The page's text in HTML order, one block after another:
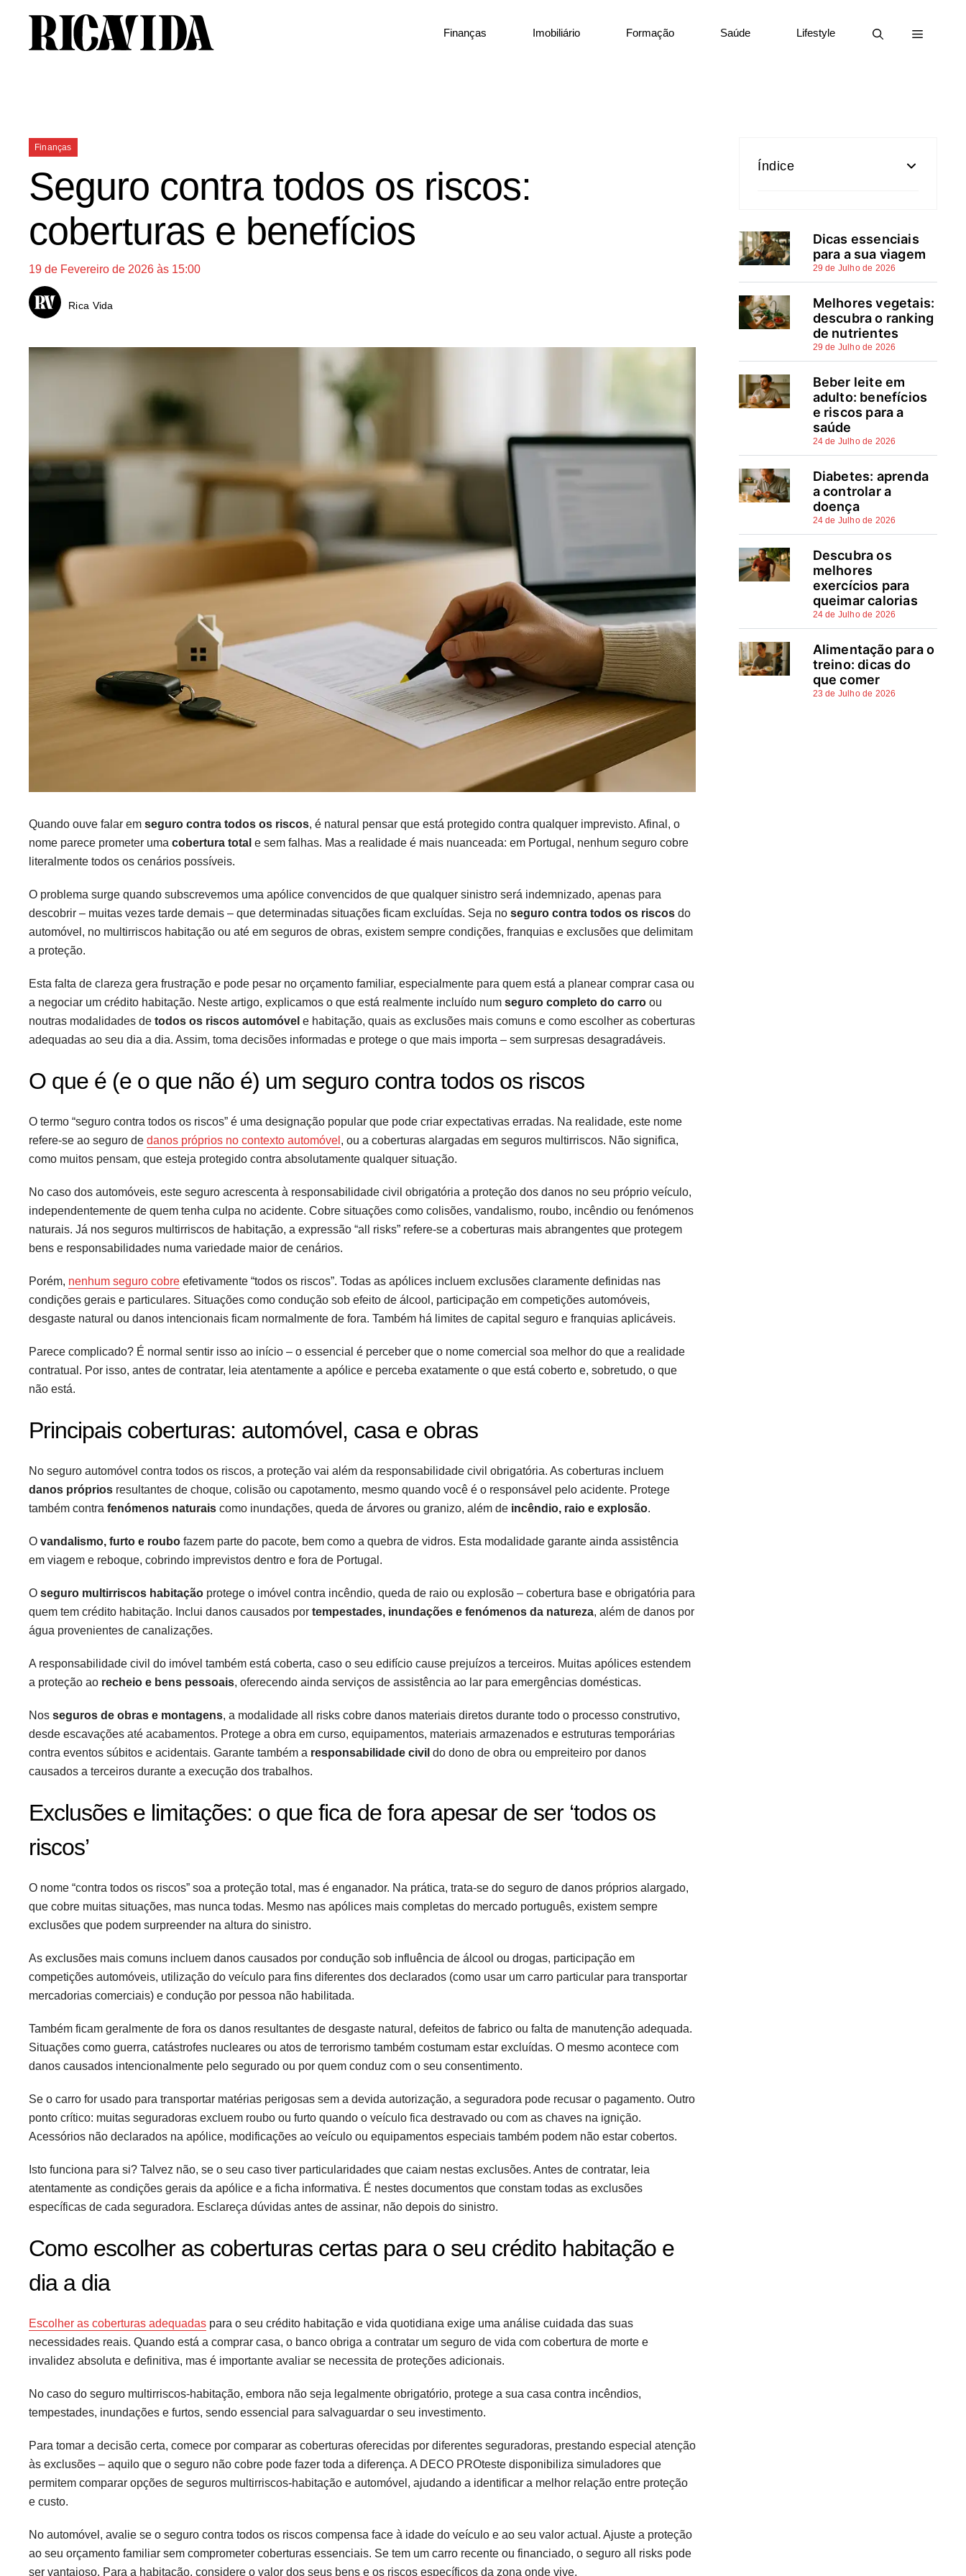
Finanças Imobiliário Formação Saúde Lifestyle
Categorias
Finanças
Seguro contra todos os riscos:
coberturas e benefícios
19 de Fevereiro de 2026 às 15:00
Rica Vida
Quando ouve falar em seguro contra todos os riscos, é natural pensar que está protegido contra qualquer imprevisto. Afinal, o
nome parece prometer uma cobertura total e sem falhas. Mas a realidade é mais nuanceada: em Portugal, nenhum seguro cobre
literalmente todos os cenários possíveis.
O problema surge quando subscrevemos uma apólice convencidos de que qualquer sinistro será indemnizado, apenas para
descobrir – muitas vezes tarde demais – que determinadas situações ficam excluídas. Seja no seguro contra todos os riscos do
automóvel, no multirriscos habitação ou até em seguros de obras, existem sempre condições, franquias e exclusões que delimitam
a proteção.
Esta falta de clareza gera frustração e pode pesar no orçamento familiar, especialmente para quem está a planear comprar casa ou
a negociar um crédito habitação. Neste artigo, explicamos o que está realmente incluído num seguro completo do carro ou
noutras modalidades de todos os riscos automóvel e habitação, quais as exclusões mais comuns e como escolher as coberturas
adequadas ao seu dia a dia. Assim, toma decisões informadas e protege o que mais importa – sem surpresas desagradáveis.
O que é (e o que não é) um seguro contra todos os riscos
O termo “seguro contra todos os riscos” é uma designação popular que pode criar expectativas erradas. Na realidade, este nome
refere-se ao seguro de danos próprios no contexto automóvel , ou a coberturas alargadas em seguros multirriscos. Não significa,
como muitos pensam, que esteja protegido contra absolutamente qualquer situação.
No caso dos automóveis, este seguro acrescenta à responsabilidade civil obrigatória a proteção dos danos no seu próprio veículo,
independentemente de quem tenha culpa no acidente. Cobre situações como colisões, vandalismo, roubo, incêndio ou fenómenos
naturais. Já nos seguros multirriscos de habitação, a expressão “all risks” refere-se a coberturas mais abrangentes que protegem
bens e responsabilidades numa variedade maior de cenários.
Porém, nenhum seguro cobre efetivamente “todos os riscos”. Todas as apólices incluem exclusões claramente definidas nas
condições gerais e particulares. Situações como condução sob efeito de álcool, participação em competições automóveis,
desgaste natural ou danos intencionais ficam normalmente de fora. Também há limites de capital seguro e franquias aplicáveis.
Parece complicado? É normal sentir isso ao início – o essencial é perceber que o nome comercial soa melhor do que a realidade
contratual. Por isso, antes de contratar, leia atentamente a apólice e perceba exatamente o que está coberto e, sobretudo, o que
não está.
Principais coberturas: automóvel, casa e obras
No seguro automóvel contra todos os riscos, a proteção vai além da responsabilidade civil obrigatória. As coberturas incluem
danos próprios resultantes de choque, colisão ou capotamento, mesmo quando você é o responsável pelo acidente. Protege
também contra fenómenos naturais como inundações, queda de árvores ou granizo, além de incêndio, raio e explosão.
O vandalismo, furto e roubo fazem parte do pacote, bem como a quebra de vidros. Esta modalidade garante ainda assistência
em viagem e reboque, cobrindo imprevistos dentro e fora de Portugal.
O seguro multirriscos habitação protege o imóvel contra incêndio, queda de raio ou explosão – cobertura base e obrigatória para
quem tem crédito habitação. Inclui danos causados por tempestades, inundações e fenómenos da natureza, além de danos por
água provenientes de canalizações.
A responsabilidade civil do imóvel também está coberta, caso o seu edifício cause prejuízos a terceiros. Muitas apólices estendem
a proteção ao recheio e bens pessoais, oferecendo ainda serviços de assistência ao lar para emergências domésticas.
Nos seguros de obras e montagens, a modalidade all risks cobre danos materiais diretos durante todo o processo construtivo,
desde escavações até acabamentos. Protege a obra em curso, equipamentos, materiais armazenados e estruturas temporárias
contra eventos súbitos e acidentais. Garante também a responsabilidade civil do dono de obra ou empreiteiro por danos
causados a terceiros durante a execução dos trabalhos.
Exclusões e limitações: o que fica de fora apesar de ser ‘todos os
riscos’
O nome “contra todos os riscos” soa a proteção total, mas é enganador. Na prática, trata-se do seguro de danos próprios alargado,
que cobre muitas situações, mas nunca todas. Mesmo nas apólices mais completas do mercado português, existem sempre
exclusões que podem surpreender na altura do sinistro.
As exclusões mais comuns incluem danos causados por condução sob influência de álcool ou drogas, participação em
competições automóveis, utilização do veículo para fins diferentes dos declarados (como usar um carro particular para transportar
mercadorias comerciais) e condução por pessoa não habilitada.
Também ficam geralmente de fora os danos resultantes de desgaste natural, defeitos de fabrico ou falta de manutenção adequada.
Situações como guerra, catástrofes nucleares ou atos de terrorismo também costumam estar excluídas. O mesmo acontece com
danos causados intencionalmente pelo segurado ou por quem conduz com o seu consentimento.
Se o carro for usado para transportar matérias perigosas sem a devida autorização, a seguradora pode recusar o pagamento. Outro
ponto crítico: muitas seguradoras excluem roubo ou furto quando o veículo fica destravado ou com as chaves na ignição.
Acessórios não declarados na apólice, modificações ao veículo ou equipamentos especiais também podem não estar cobertos.
Isto funciona para si? Talvez não, se o seu caso tiver particularidades que caiam nestas exclusões. Antes de contratar, leia
atentamente as condições gerais da apólice e a ficha informativa. É nestes documentos que constam todas as exclusões
específicas de cada seguradora. Esclareça dúvidas antes de assinar, não depois do sinistro.
Como escolher as coberturas certas para o seu crédito habitação e
dia a dia
Escolher as coberturas adequadas para o seu crédito habitação e vida quotidiana exige uma análise cuidada das suas
necessidades reais. Quando está a comprar casa, o banco obriga a contratar um seguro de vida com cobertura de morte e
invalidez absoluta e definitiva, mas é importante avaliar se necessita de proteções adicionais.
No caso do seguro multirriscos-habitação, embora não seja legalmente obrigatório, protege a sua casa contra incêndios,
tempestades, inundações e furtos, sendo essencial para salvaguardar o seu investimento.
Para tomar a decisão certa, comece por comparar as coberturas oferecidas por diferentes seguradoras, prestando especial atenção
às exclusões – aquilo que o seguro não cobre pode fazer toda a diferença. A DECO PROteste disponibiliza simuladores que
permitem comparar opções de seguros multirriscos-habitação e automóvel, ajudando a identificar a melhor relação entre proteção
e custo.
No automóvel, avalie se o seguro contra todos os riscos compensa face à idade do veículo e ao seu valor actual. Ajuste a proteção
ao seu orçamento familiar sem comprometer coberturas essenciais. Se tem um carro recente ou financiado, o seguro all risks pode
ser vantajoso. Para a habitação, considere o valor dos seus bens e os riscos específicos da zona onde vive.
Índice
Principais coberturas:
automóvel, casa e obras
Exclusões e limitações: o que
fica de fora apesar de ser
'todos os riscos'
Como escolher as coberturas
certas para o seu crédito
habitação e dia a dia
Proteja o que é seu com o
seguro contra todos os riscos
Perguntas frequentes
Fontes e referências
Dicas essenciais
para a sua viagem
29 de Julho de 2026
Melhores vegetais:
descubra o ranking
de nutrientes
29 de Julho de 2026
Beber leite em
adulto: benefícios
e riscos para a
saúde
24 de Julho de 2026
Diabetes: aprenda
a controlar a
doença
24 de Julho de 2026
Descubra os
melhores
exercícios para
queimar calorias
24 de Julho de 2026
Alimentação para o
treino: dicas do
que comer
23 de Julho de 2026